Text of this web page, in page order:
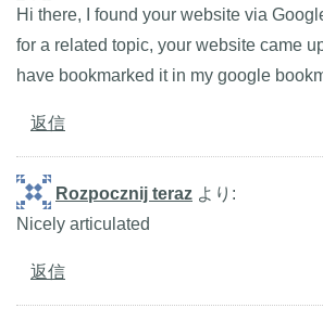
Hi there, I found your website via
for a related topic, your website came
have bookmarked it in my google
返信
Rozpocznij teraz より:
Nicely articulated
返信